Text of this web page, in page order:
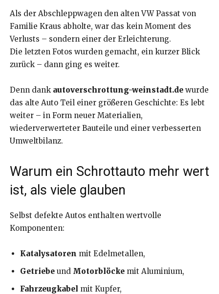
Als der Abschleppwagen den alten VW Passat von
Familie Kraus abholte, war das kein Moment des
Verlusts – sondern einer der Erleichterung.
Die letzten Fotos wurden gemacht, ein kurzer Blick
zurück – dann ging es weiter.
Denn dank autoverschrottung-weinstadt.de wurde
das alte Auto Teil einer größeren Geschichte: Es lebt
weiter – in Form neuer Materialien,
wiederverwerteter Bauteile und einer verbesserten
Umweltbilanz.
Warum ein Schrottauto mehr wert
ist, als viele glauben
Selbst defekte Autos enthalten wertvolle
Komponenten:
Katalysatoren mit Edelmetallen,
Getriebe und Motorblöcke mit Aluminium,
Fahrzeugkabel mit Kupfer,